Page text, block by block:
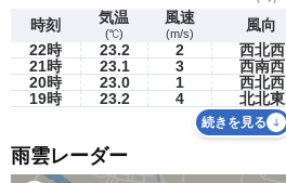
時刻 気温
(℃)
風速
(m/s) 風向
22時 23.2 2 西北西
21時
23.1 3 西南西
20時
23.0 1 西北西
19時
23.2 4 北北東
続きを見る
雨雲レーダー